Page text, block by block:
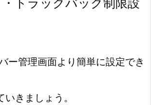
トラックバック制限設
ー管理画面より簡単に設定でき
いきましょう。